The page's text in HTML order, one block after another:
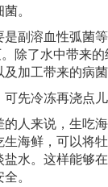
。
副溶血性弧菌
除了水中带来的
加工带来的病菌
先冷冻再浇点儿
人来说，生吃
海鲜，可以将
水。这样能够
。